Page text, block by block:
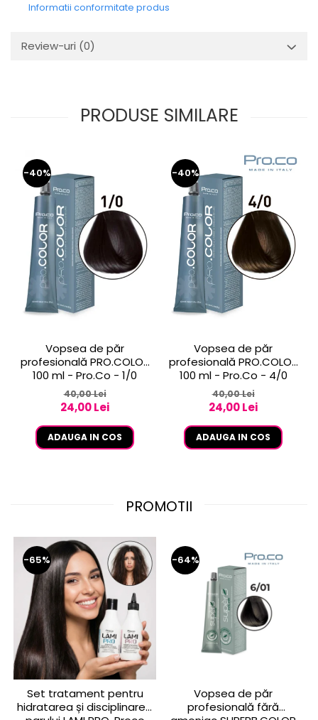
Informatii conformitate produs
Review-uri (0)
PRODUSE SIMILARE
-40%
Vopsea de păr
profesională PRO.COLOR
100 ml - Pro.Co - 1/0
NEGRU
40,00 Lei
24,00 Lei
ADAUGA IN COS
-40%
Vopsea de păr
profesională PRO.COLOR
100 ml - Pro.Co - 4/0
CASTANIU NATURAL
40,00 Lei
24,00 Lei
ADAUGA IN COS
PROMOTII
-65%
Set tratament pentru
hidratarea și disciplinarea
-64%
Vopsea de păr
profesională fără